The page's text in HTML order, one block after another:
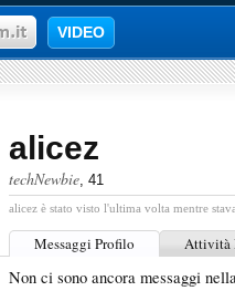
VIDEO
alicez
techNewbie, 41
alicez è stato visto l'ultima volta mentre
Messaggi Profilo Attività
Non ci sono ancora messaggi